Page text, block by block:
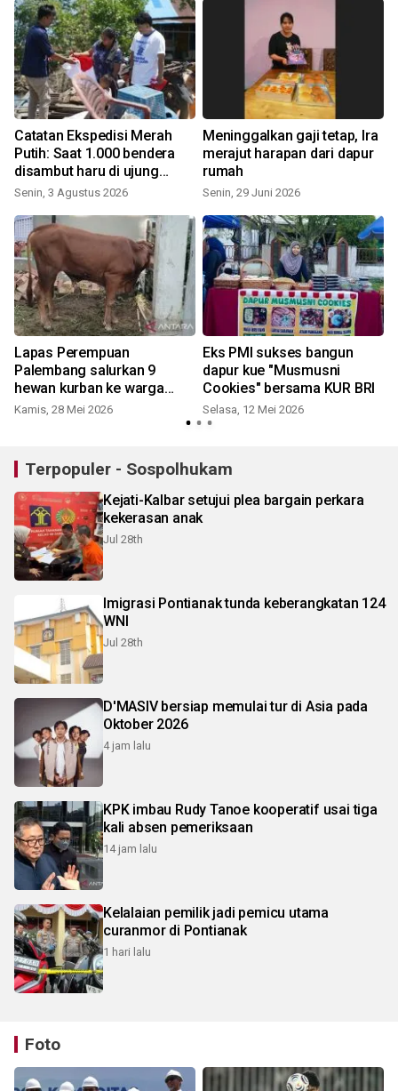
Catatan Ekspedisi Merah
Putih: Saat 1.000 bendera
disambut haru di ujung
negeri
Senin, 3 Agustus 2026
Meninggalkan gaji tetap, Ira
merajut harapan dari dapur
rumah
Senin, 29 Juni 2026
Lapas Perempuan
Palembang salurkan 9
hewan kurban ke warga
binaan
Kamis, 28 Mei 2026
Eks PMI sukses bangun
dapur kue "Musmusni
Cookies" bersama KUR BRI
Selasa, 12 Mei 2026
Terpopuler - Sospolhukam
Kejati-Kalbar setujui plea bargain perkara
kekerasan anak
Jul 28th
Imigrasi Pontianak tunda keberangkatan 124
WNI
Jul 28th
D'MASIV bersiap memulai tur di Asia pada
Oktober 2026
4 jam lalu
KPK imbau Rudy Tanoe kooperatif usai tiga
kali absen pemeriksaan
14 jam lalu
Kelalaian pemilik jadi pemicu utama
curanmor di Pontianak
1 hari lalu
Foto